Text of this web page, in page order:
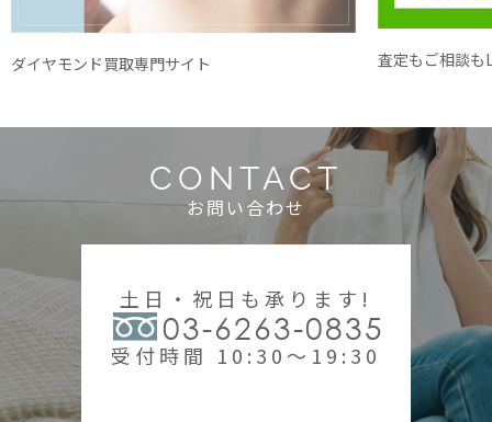
ダイヤモンド買取専門サイト 査定もご相談も
CONTACT
お問い合わせ
土日・祝日も承ります!
03-6263-0835
受付時間 10:30～19:30